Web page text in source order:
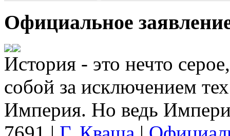
Официальное
История - это нечто
собой за исключением
Империя. Но ведь